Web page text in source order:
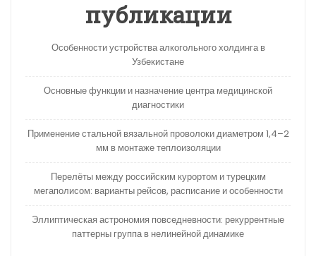
публикации
Особенности устройства алкогольного холдинга в
Узбекистане
Основные функции и назначение центра медицинской
диагностики
Применение стальной вязальной проволоки диаметром 1,4–2
мм в монтаже теплоизоляции
Перелёты между российским курортом и турецким
мегаполисом: варианты рейсов, расписание и особенности
Эллиптическая астрономия повседневности: рекуррентные
паттерны группа в нелинейной динамике